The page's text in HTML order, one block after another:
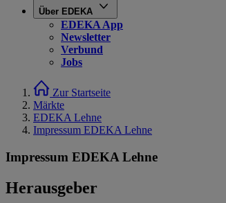
Über EDEKA
EDEKA App
Newsletter
Verbund
Jobs
Zur Startseite
Märkte
EDEKA Lehne
Impressum EDEKA Lehne
Impressum EDEKA Lehne
Herausgeber